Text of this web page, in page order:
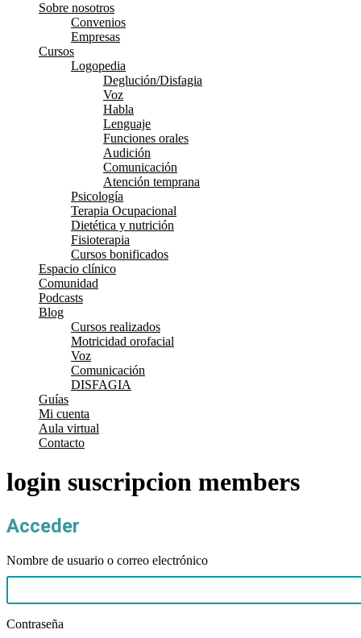
Sobre nosotros
Convenios
Empresas
Cursos
Logopedia
Deglución/Disfagia
Voz
Habla
Lenguaje
Funciones orales
Audición
Comunicación
Atención temprana
Psicología
Terapia Ocupacional
Dietética y nutrición
Fisioterapia
Cursos bonificados
Espacio clínico
Comunidad
Podcasts
Blog
Cursos realizados
Motricidad orofacial
Voz
Comunicación
DISFAGIA
Guías
Mi cuenta
Aula virtual
Contacto
login suscripcion members
Acceder
Nombre de usuario o correo electrónico
Contraseña